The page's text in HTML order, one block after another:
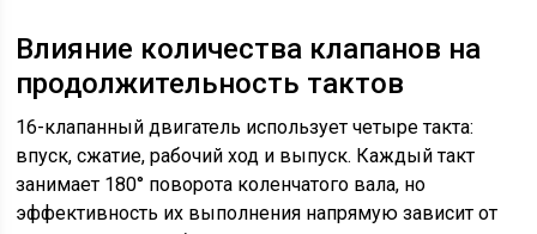
Влияние количества клапанов на
продолжительность тактов
16-клапанный двигатель использует четыре такта:
впуск, сжатие, рабочий ход и выпуск. Каждый такт
занимает 180° поворота коленчатого вала, но
эффективность их выполнения напрямую зависит от